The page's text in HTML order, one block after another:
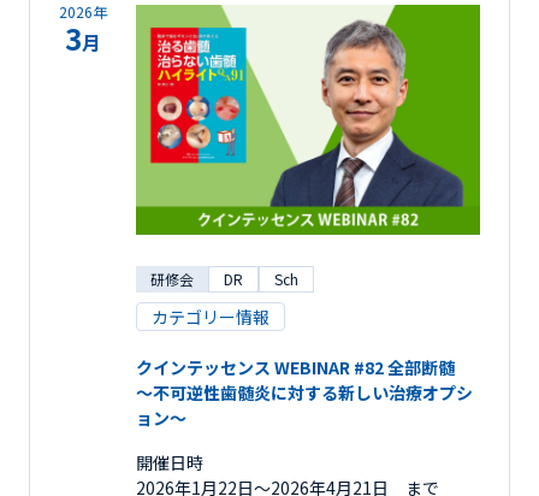
2026年
3月
研修会 DR Sch
カテゴリー情報
クインテッセンス WEBINAR #82 全部断髄
～不可逆性歯髄炎に対する新しい治療オプシ
ョン～
開催日時
2026年1月22日〜2026年4月21日 まで